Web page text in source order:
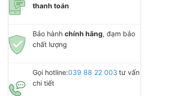
thanh toán
Bảo hành chính hãng, đạm bảo
chất lượng
Gọi hotline:039 88 22 003 tư vấn
chi tiết